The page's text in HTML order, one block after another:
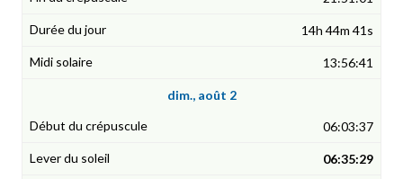
14h 44m 41s
13:56:41
dim., août 2
06:03:37
06:35:29